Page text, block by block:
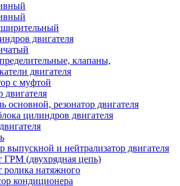
двигателя
клапаны,
двигателя
с муфтой
двигателя
основной, резонатор двигателя
цилиндров двигателя
выпускной и нейтрализатор двигателя
ГРМ (двухрядная цепь)
ролика натяжного
кондиционера